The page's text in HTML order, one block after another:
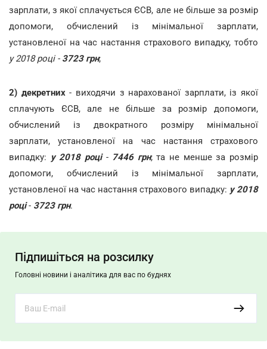
зарплати, з якої сплачується ЄСВ, але не більше за розмір
допомоги, обчислений із мінімальної зарплати,
установленої на час настання страхового випадку, тобто
у 2018 році - 3723 грн;
2) декретних- виходячи з нарахованої зарплати, із якої
сплачують ЄСВ, але не більше за розмір допомоги,
обчислений із двократного розміру мінімальної
зарплати, установленої на час настання страхового
випадку: у 2018 році- 7446 грн; та не менше за розмір
допомоги, обчислений із мінімальної зарплати,
установленої на час настання страхового випадку: у 2018
році- 3723 грн.
Підпишіться на розсилку
Головні новини і аналітика для вас по буднях